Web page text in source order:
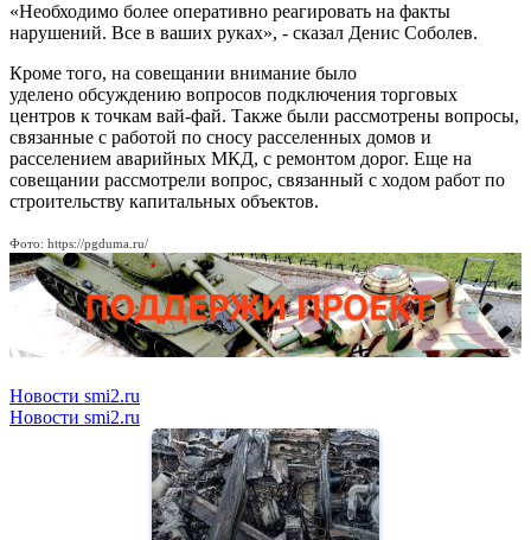
«Необходимо более оперативно реагировать на факты
нарушений. Все в ваших руках», - сказал Денис Соболев.
Кроме того, на совещании внимание было
уделено обсуждению вопросов подключения торговых
центров к точкам вай-фай. Также были рассмотрены вопросы,
связанные с работой по сносу расселенных домов и
расселением аварийных МКД, с ремонтом дорог. Еще на
совещании рассмотрели вопрос, связанный с ходом работ по
строительству капитальных объектов.
Фото: https://pgduma.ru/
Новости smi2.ru
Новости smi2.ru